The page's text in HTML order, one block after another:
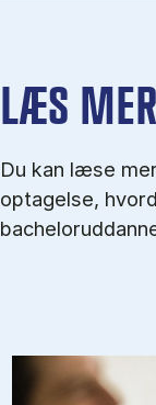
LÆS
Du kan læse
optagelse,